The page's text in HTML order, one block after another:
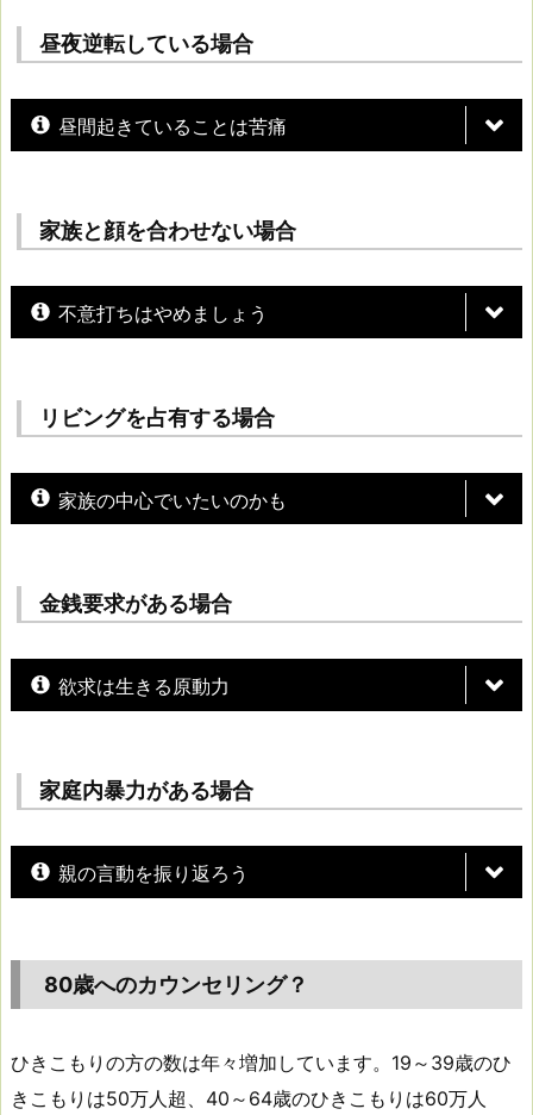
昼夜逆転している場合
昼間起きていることは苦痛
家族と顔を合わせない場合
不意打ちはやめましょう
リビングを占有する場合
家族の中心でいたいのかも
金銭要求がある場合
欲求は生きる原動力
家庭内暴力がある場合
親の言動を振り返ろう
80歳へのカウンセリング？
ひきこもりの方の数は年々増加しています。19～39歳のひ
きこもりは50万人超、40～64歳のひきこもりは60万人